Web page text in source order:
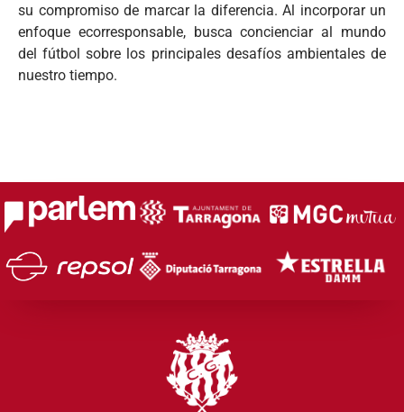
su compromiso de marcar la diferencia. Al incorporar un
enfoque ecorresponsable, busca concienciar al mundo
del fútbol sobre los principales desafíos ambientales de
nuestro tiempo.